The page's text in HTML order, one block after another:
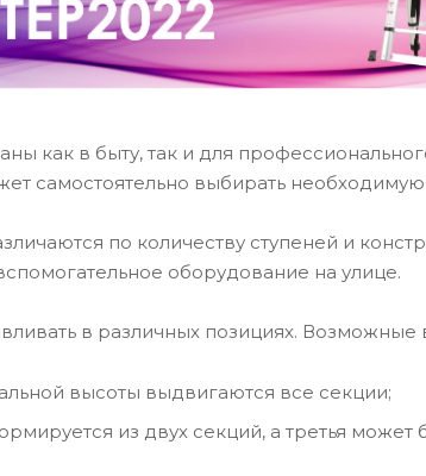
как в быту, так и для
самостоятельно выбирать необходимую
по количеству ступеней и
оборудование на улице.
в различных позициях. Возможные
высоты выдвигаются все секции;
из двух секций, а третья может